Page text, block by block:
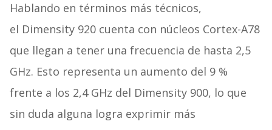
Hablando en términos más técnicos,
el Dimensity 920 cuenta con núcleos Cortex-A78
que llegan a tener una frecuencia de hasta 2,5
GHz. Esto representa un aumento del 9 %
frente a los 2,4 GHz del Dimensity 900, lo que
sin duda alguna logra exprimir más